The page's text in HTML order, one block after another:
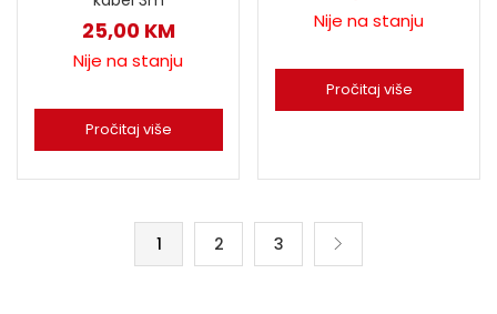
25,00 KM
Nije na stanju
Pročitaj više
Nije na stanju
Pročitaj više
1 2 3